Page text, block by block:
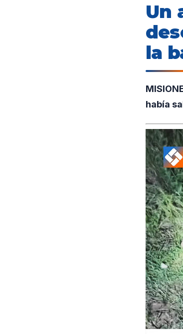
Un
la
había